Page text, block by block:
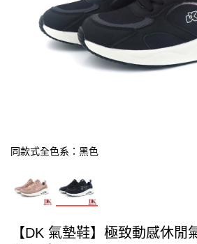
同款式全色系：黑色
【DK 氣墊鞋】極致動感休閒